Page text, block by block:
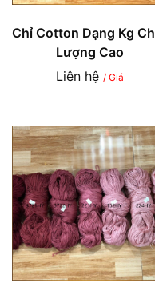
Chỉ Cotton Dạng Kg
Lượng Cao
Liên hệ / Giá